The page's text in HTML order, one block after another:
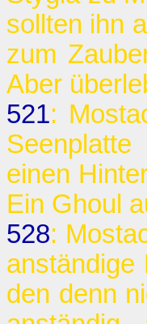
sollten ihn
zum
Aber
521:
einen
Ein Ghoul
528:
anständige
den denn